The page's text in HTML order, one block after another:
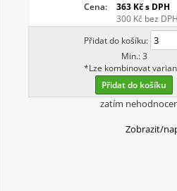
Cena:
363 Kčs DPH
300 Kč bez DPH
Přidat do košíku:
Min.: 3
*Lze kombinovat
Přidat do košíku
zatím
Zobrazit/